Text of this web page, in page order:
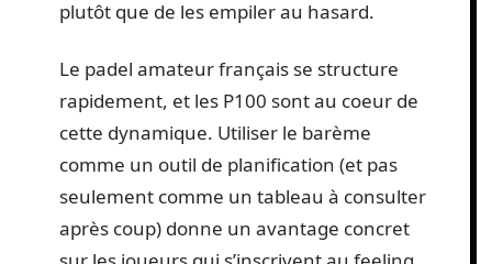
plutôt que de les empiler au hasard.
Le padel amateur français se structure
rapidement, et les P100 sont au coeur de
cette dynamique. Utiliser le barème
comme un outil de planification (et pas
seulement comme un tableau à consulter
après coup) donne un avantage concret